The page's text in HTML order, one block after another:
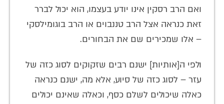
ואם הרב רסקין אינו יודע בעצמו, הוא יכול לברר
זאת כנראה אצל הרב טננבוים או הרב בוגומילסקי
– אלו שמכירים שם את הבחורים.
ולפי ה[אותיות] ישנם רבים שזקוקים לסוג כזה של
עזר – לסוג כזה של סיוע, אלא מה, ישנם כנראה
כאלה שיכולים לשלם כסף, וכאלה שאינם יכולים